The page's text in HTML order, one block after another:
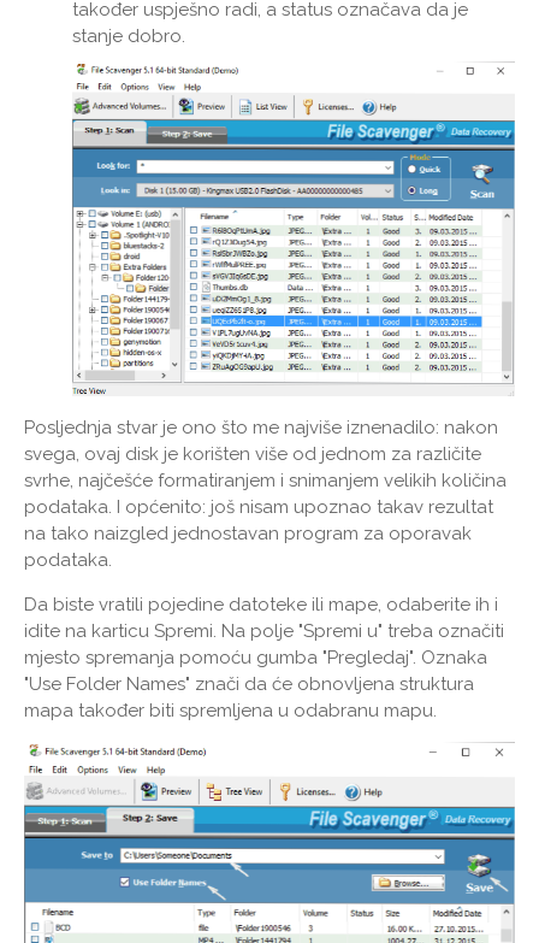
također uspješno radi, a status označava da je
stanje dobro.
Posljednja stvar je ono što me najviše iznenadilo: nakon
svega, ovaj disk je korišten više od jednom za različite
svrhe, najčešće formatiranjem i snimanjem velikih količina
podataka. I općenito: još nisam upoznao takav rezultat
na tako naizgled jednostavan program za oporavak
podataka.
Da biste vratili pojedine datoteke ili mape, odaberite ih i
idite na karticu Spremi. Na polje "Spremi u" treba označiti
mjesto spremanja pomoću gumba "Pregledaj". Oznaka
"Use Folder Names" znači da će obnovljena struktura
mapa također biti spremljena u odabranu mapu.